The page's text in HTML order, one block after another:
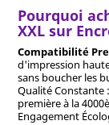
Pourquoi
XXL sur
Compatibilité
d'impression
sans boucher les
Qualité Constante
première à la
Engagement